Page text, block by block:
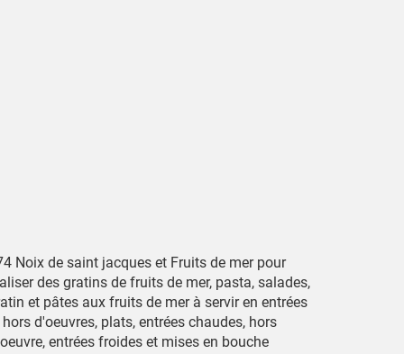
Noix de saint jacques et Fruits de mer pour
des gratins de fruits de mer, pasta, salades,
et pâtes aux fruits de mer à servir en entrées
d'oeuvres, plats, entrées chaudes, hors
entrées froides et mises en bouche